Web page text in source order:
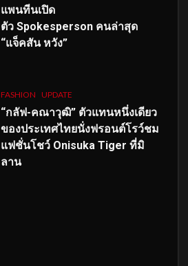
แพนทีนเปิด
ตัว Spokesperson คนล่าสุด
“แจ็คสัน หวัง”
FASHION UPDATE
“กลัฟ-คณาวุฒิ” ตัวแทนหนึ่งเดียว
ของประเทศไทยนั่งฟรอนต์โรว์ชม
แฟชั่นโชว์ Onisuka Tiger ที่มิ
ลาน